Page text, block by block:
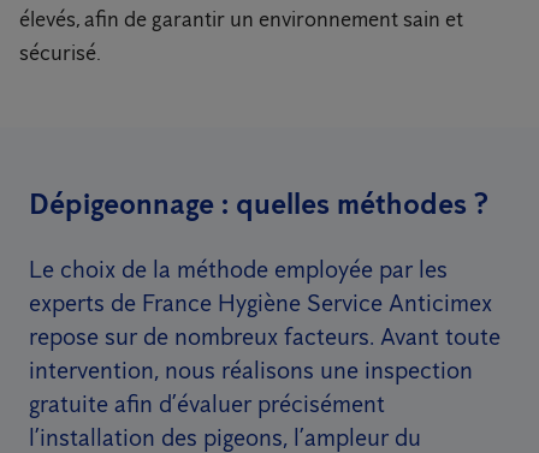
élevés, afin de garantir un environnement sain et
sécurisé.
Dépigeonnage : quelles méthodes ?
Le choix de la méthode employée par les
experts de France Hygiène Service Anticimex
repose sur de nombreux facteurs. Avant toute
intervention, nous réalisons une inspection
gratuite afin d’évaluer précisément
l’installation des pigeons, l’ampleur du